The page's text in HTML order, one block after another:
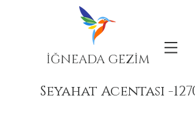
İĞNEADA GEZİM
Seyahat Acentası -